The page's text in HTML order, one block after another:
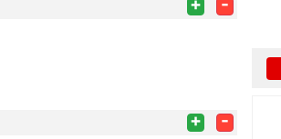
+ -